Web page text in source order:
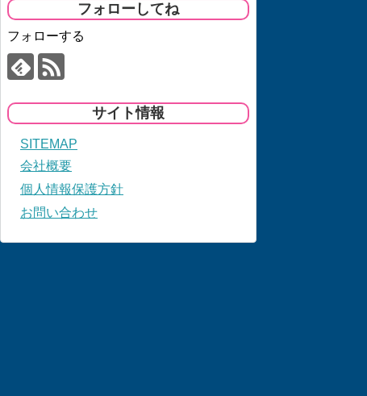
フォローしてね
フォローする
サイト情報
SITEMAP
会社概要
個人情報保護方針
お問い合わせ